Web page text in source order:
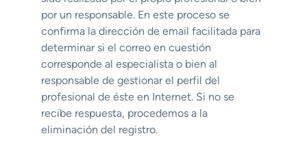
por un responsable. En este proceso se
confirma la dirección de email facilitada para
determinar si el correo en cuestión
corresponde al especialista o bien al
responsable de gestionar el perfil del
profesional de éste en Internet. Si no se
recibe respuesta, procedemos a la
eliminación del registro.